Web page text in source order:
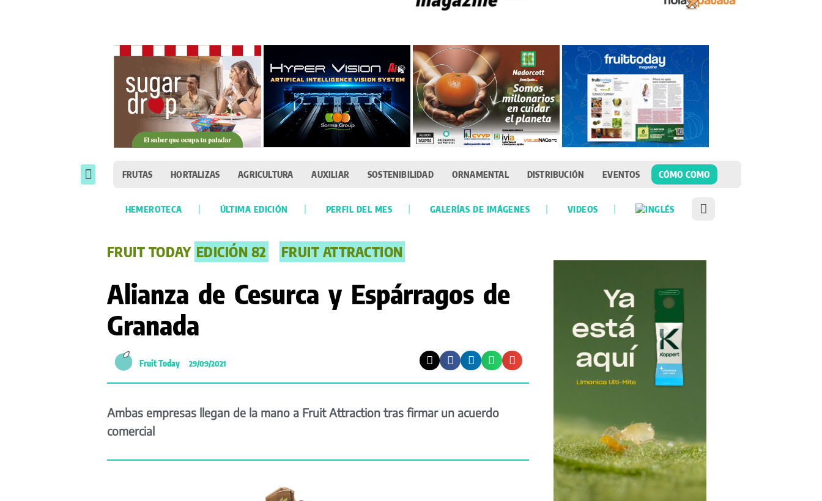
FRUTAS HORTALIZAS AGRICULTURA AUXILIAR SOSTENIBILIDAD ORNAMENTAL DISTRIBUCIÓN EVENTOS CÓMO COMO
HEMEROTECA ÚLTIMA EDICIÓN PERFIL DEL MES GALERÍAS DE IMÁGENES VIDEOS
FRUIT TODAY EDICIÓN 82 FRUIT ATTRACTION
Alianza de Cesurca y Espárragos de
Granada
Fruit Today 29/09/2021
Ambas empresas llegan de la mano a Fruit Attraction tras firmar un acuerdo
comercial